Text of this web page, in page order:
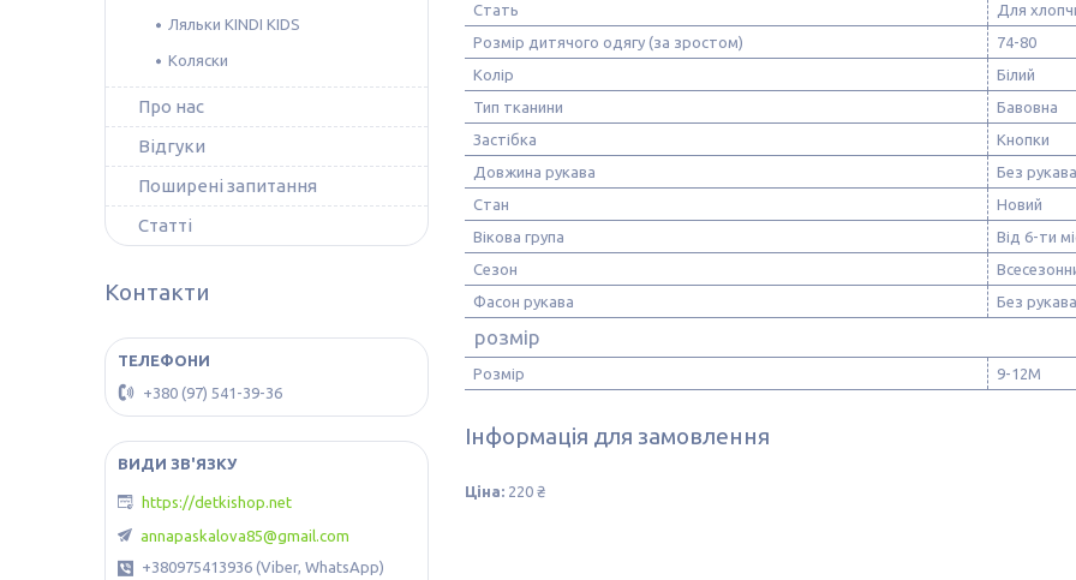
Стать
Для
Розмір дитячого одягу (за зростом)
74-80
Колір
Білий
Тип тканини
Бавовна
Застібка
Кнопки
Довжина рукава
Без рукава
Стан
Новий
Вікова група
Від 6-ти
Сезон
Фасон рукава
Без рукава
розмір
Розмір 9-12M
Інформація для замовлення
Ціна: 220 ₴
Ляльки KINDI KIDS
Коляски
Про нас
Відгуки
Поширені запитання
Статті
Контакти
+380 (97) 541-39-36
https://detkishop.net
annapaskalova85@gmail.com
+380975413936 (Viber, WhatsApp)